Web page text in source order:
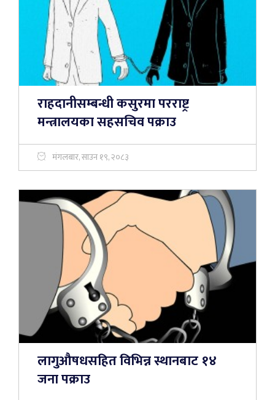
राहदानीसम्बन्धी कसुरमा परराष्ट्र
मन्त्रालयका सहसचिव पक्राउ
मंगलबार, साउन १९, २०८३
लागुऔषधसहित विभिन्न स्थानबाट १४
जना पक्राउ